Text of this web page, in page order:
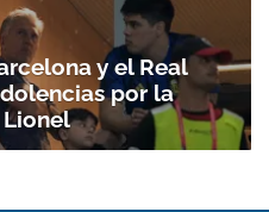
y el Real
por la